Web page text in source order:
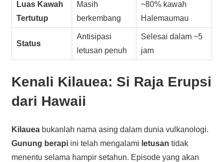
Luas Kawah
Tertutup
Masih
berkembang
~80% kawah
Halemaumau
Status
Antisipasi
letusan penuh
Selesai dalam ~5
jam
Kenali Kilauea: Si Raja Erupsi
dari Hawaii
Kilaueabukanlah nama asing dalam dunia vulkanologi.
Gunung berapiini telah mengalami letusan tidak
menentu selama hampir setahun. Episode yang akan